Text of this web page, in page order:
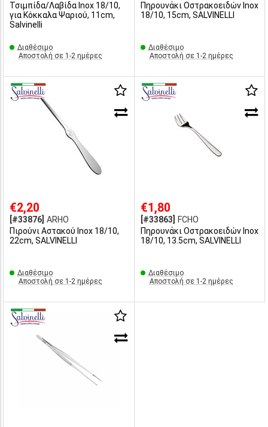
Τσιμπίδα/Λαβίδα Inox 18/10,
για Κόκκαλα Ψαριού, 11cm,
Salvinelli
Διαθέσιμο
Αποστολή σε 1-2 ημέρες
Πηρουνάκι Οστρακοειδών Inox
18/10, 15cm, SALVINELLI
Διαθέσιμο
Αποστολή σε 1-2 ημέρες
€2,20
[#33876] ARHO
Πιρούνι Αστακού Inox 18/10,
22cm, SALVINELLI
Διαθέσιμο
Αποστολή σε 1-2 ημέρες
€1,80
[#33863]
FCHO
Πηρουνάκι Οστρακοειδών Inox
18/10, 13.5cm, SALVINELLI
Διαθέσιμο
Αποστολή σε 1-2 ημέρες